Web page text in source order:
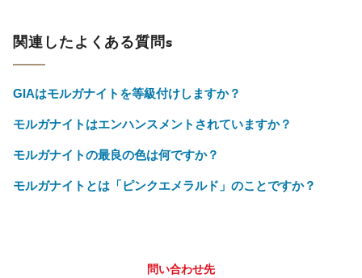
関連したよくある質問s
GIAはモルガナイトを等級付けしますか？
モルガナイトはエンハンスメントされていますか？
モルガナイトの最良の色は何ですか？
モルガナイトとは「ピンクエメラルド」のことですか？
問い合わせ先